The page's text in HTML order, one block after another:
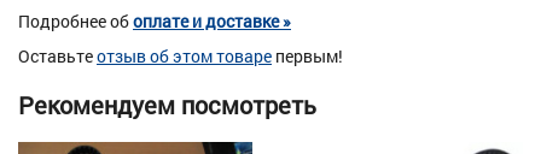
Подробнее обоплате и доставке »
Оставьтеотзыв об этом товаре первым!
Рекомендуем посмотреть